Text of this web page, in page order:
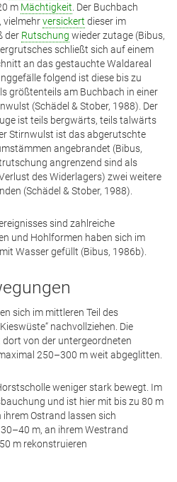
m Mächtigkeit. Der Buchbach
vielmehrversickert dieser im
der Rutschung wieder zutage (Bibus,
schließt sich auf einem
an das gestauchte Waldareal
folgend ist diese bis zu
größtenteils am Buchbach in einer
(Schädel & Stober, 1988). Der
ist teils bergwärts, teils talwärts
Stirnwulst ist das abgerutschte
angebrandet (Bibus,
angrenzend sind als
des Widerlagers) zwei weitere
(Schädel & Stober, 1988).
sind zahlreiche
und Hohlformen haben sich im
mit Wasser gefüllt (Bibus, 1986b).
sich im mittleren Teil des
nachvollziehen. Die
von der untergeordneten
250–300 m weit abgeglitten.
weniger stark bewegt. Im
und ist hier mit bis zu 80 m
ihrem Ostrand lassen sich
m, an ihrem Westrand
m rekonstruieren